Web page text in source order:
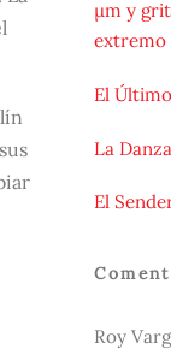
µm y
extremo
El
La
El
Roy